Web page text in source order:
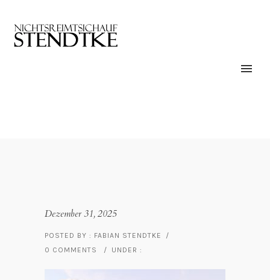
Dezember 31, 2025
POSTED BY : FABIAN STENDTKE
/
0 COMMENTS
/ UNDER :